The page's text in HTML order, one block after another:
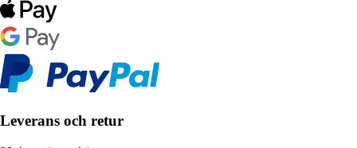
Leverans och retur